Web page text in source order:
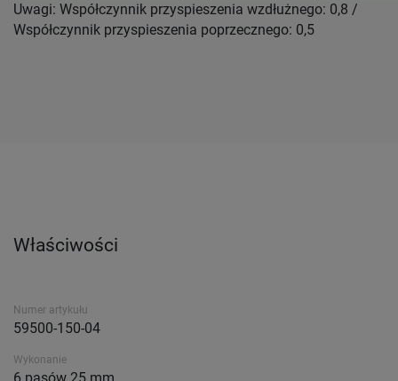
Uwagi: Współczynnik przyspieszenia wzdłużnego: 0,8 /
Współczynnik przyspieszenia poprzecznego: 0,5
Właściwości
Numer artykułu
59500-150-04
Wykonanie